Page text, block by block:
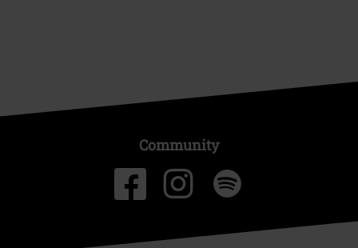
Community